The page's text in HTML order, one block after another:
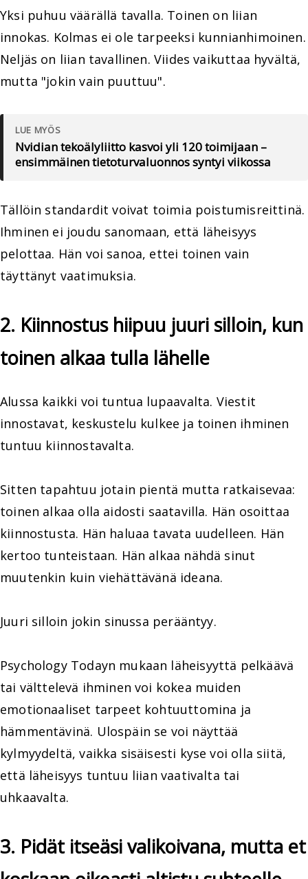
Yksi puhuu väärällä tavalla. Toinen on liian
innokas. Kolmas ei ole tarpeeksi kunnianhimoinen.
Neljäs on liian tavallinen. Viides vaikuttaa hyvältä,
mutta "jokin vain puuttuu".
LUE MYÖS
Nvidian tekoälyliitto kasvoi yli 120 toimijaan –
ensimmäinen tietoturvaluonnos syntyi viikossa
Tällöin standardit voivat toimia poistumisreittinä.
Ihminen ei joudu sanomaan, että läheisyys
pelottaa. Hän voi sanoa, ettei toinen vain
täyttänyt vaatimuksia.
2. Kiinnostus hiipuu juuri silloin, kun
toinen alkaa tulla lähelle
Alussa kaikki voi tuntua lupaavalta. Viestit
innostavat, keskustelu kulkee ja toinen ihminen
tuntuu kiinnostavalta.
Sitten tapahtuu jotain pientä mutta ratkaisevaa:
toinen alkaa olla aidosti saatavilla. Hän osoittaa
kiinnostusta. Hän haluaa tavata uudelleen. Hän
kertoo tunteistaan. Hän alkaa nähdä sinut
muutenkin kuin viehättävänä ideana.
Juuri silloin jokin sinussa perääntyy.
Psychology Todayn mukaan läheisyyttä pelkäävä
tai välttelevä ihminen voi kokea muiden
emotionaaliset tarpeet kohtuuttomina ja
hämmentävinä. Ulospäin se voi näyttää
kylmyydeltä, vaikka sisäisesti kyse voi olla siitä,
että läheisyys tuntuu liian vaativalta tai
uhkaavalta.
3. Pidät itseäsi valikoivana, mutta et